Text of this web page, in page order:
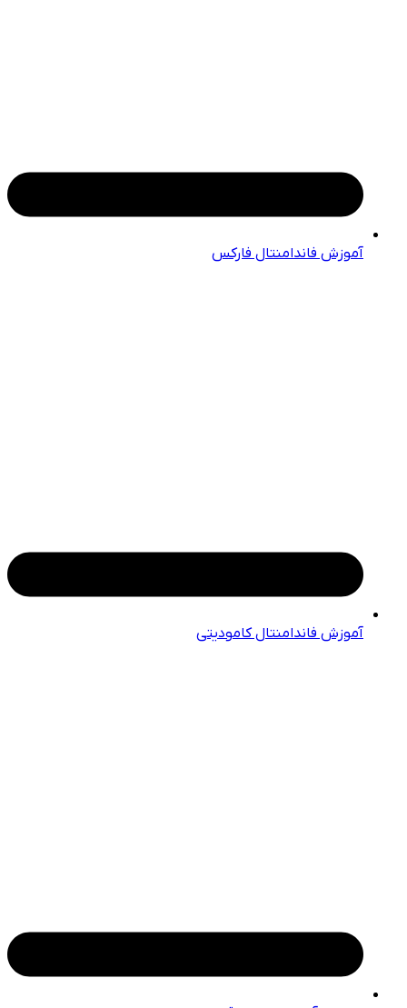
آموزش فاندامنتال فارکس
آموزش فاندامنتال کامودیتی